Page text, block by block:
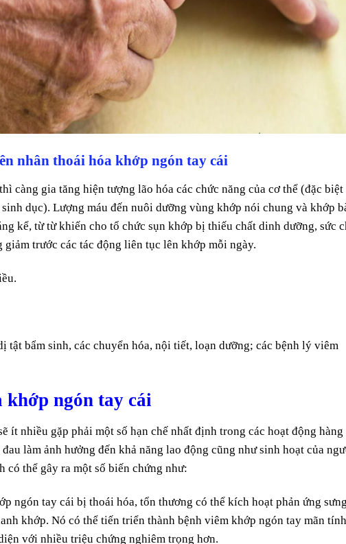
nhân thoái hóa khớp ngón tay cái
càng gia tăng hiện tượng lão hóa các chức năng của cơ thể (đặc biệt
dục). Lượng máu đến nuôi dưỡng vùng khớp nói chung và khớp
kể, từ từ khiến cho tổ chức sụn khớp bị thiếu chất dinh dưỡng, sức
giảm trước các tác động liên tục lên khớp mỗi ngày.
tật bẩm sinh, các chuyển hóa, nội tiết, loạn dưỡng; các bệnh lý viêm
khớp ngón tay cái
ít nhiều gặp phải một số hạn chế nhất định trong các hoạt động hàng
làm ảnh hưởng đến khả năng lao động cũng như sinh hoạt của
có thể gây ra một số biến chứng như:
ngón tay cái bị thoái hóa, tổn thương có thể kích hoạt phản ứng
khớp. Nó có thể tiến triển thành bệnh viêm khớp ngón tay mãn
với nhiều triệu chứng nghiêm trọng hơn.